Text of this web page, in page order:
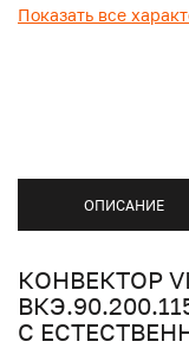
Показать все
ОПИСАНИЕ
КОНВЕКТОР
С